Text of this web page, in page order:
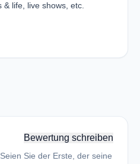
life, live shows, etc.
Bewertung schreiben
Sie der Erste, der seine